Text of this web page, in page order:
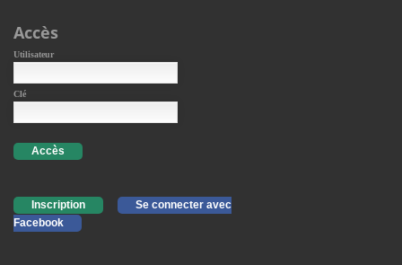
Accès
Utilisateur
Clé
Accès
Inscription
Se connecter avec
Facebook